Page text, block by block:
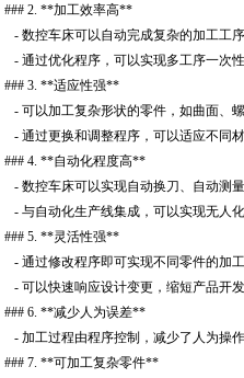
### 2. **加工效率高**
- 数控车床可以自动完成复杂的加工工
- 通过优化程序，可以实现多工序一次
### 3. **适应性强**
- 可以加工复杂形状的零件，如曲面、螺
- 通过更换和调整程序，可以适应不同
### 4. **自动化程度高**
- 数控车床可以实现自动换刀、自动测
- 与自动化生产线集成，可以实现无人化
### 5. **灵活性强**
- 通过修改程序即可实现不同零件的加
- 可以快速响应设计变更，缩短产品开发
### 6. **减少人为误差**
- 加工过程由程序控制，减少了人为操
### 7. **可加工复杂零件**